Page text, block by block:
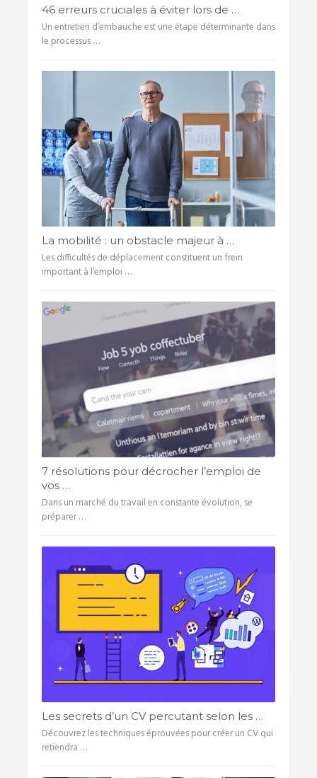
46 erreurs cruciales à éviter lors de …
Un entretien d’embauche est une étape déterminante dans
le processus …
La mobilité : un obstacle majeur à …
Les difficultés de déplacement constituent un frein
important à l’emploi …
7 résolutions pour décrocher l’emploi de
vos …
Dans un marché du travail en constante évolution, se
préparer …
Les secrets d’un CV percutant selon les …
Découvrez les techniques éprouvées pour créer un CV qui
retiendra …